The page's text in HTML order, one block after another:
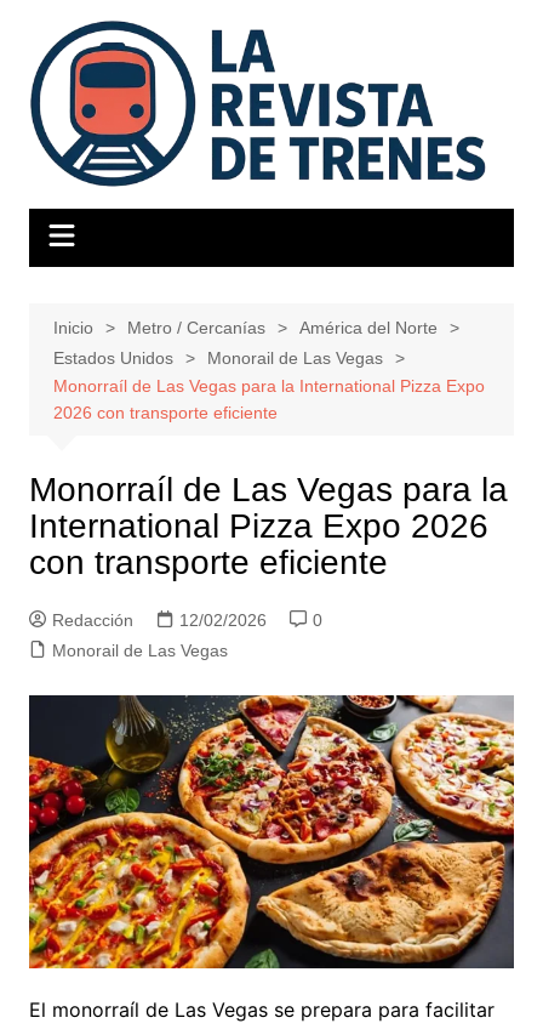
contenido
Inicio Metro / Cercanías
América del Norte
Estados Unidos
Monorail de Las Vegas
Monorraíl de Las Vegas para la International Pizza Expo
2026 con transporte eficiente
Monorraíl de Las Vegas para la
International Pizza Expo 2026
con transporte eficiente
Redacción 12/02/2026
0
Monorail de Las Vegas
El monorraíl de Las Vegas se prepara para facilitar